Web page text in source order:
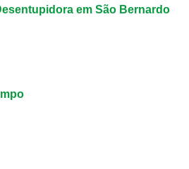
em São Bernardo